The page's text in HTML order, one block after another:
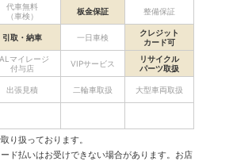
代車無料
（車検）
板金保証 整備保証
引取・納車 一日車検
クレジット
カード可
マイレージ
付与店
VIPサービス
リサイクル
パーツ取扱
出張見積 二輪車取扱 大型車両取扱
り扱っております。
ド払いはお受けできない場合があります。お店